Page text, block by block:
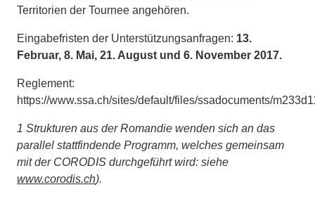
Territorien der Tournee angehören.
Eingabefristen der Unterstützungsanfragen: 13.
Februar, 8. Mai, 21. August und 6. November 2017.
Reglement:
https://www.ssa.ch/sites/default/files/ssadocuments/
1 Strukturen aus der Romandie wenden sich an das
parallel stattfindende Programm, welches gemeinsam
mit der CORODIS durchgeführt wird: siehe
www.corodis.ch).